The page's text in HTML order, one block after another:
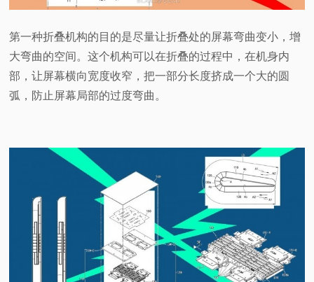
第一种折叠机构的目的是尽量让折叠处的屏幕弯曲变小，增
大弯曲的空间。这个机构可以在折叠的过程中，在机身内
部，让屏幕横向宽度收窄，把一部分长度挤成一个大的圆
弧，防止屏幕局部的过度弯曲。